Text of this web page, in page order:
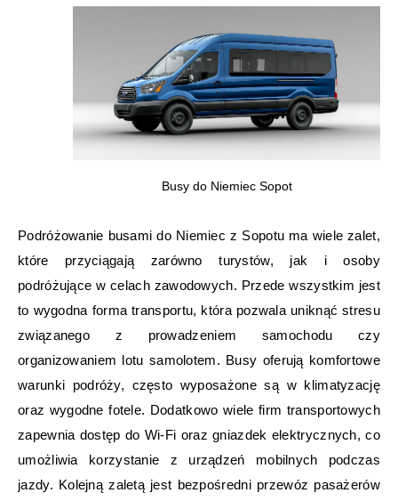
Busy do Niemiec Sopot
Podróżowanie busami do Niemiec z Sopotu ma wiele zalet,
które przyciągają zarówno turystów, jak i osoby
podróżujące w celach zawodowych. Przede wszystkim jest
to wygodna forma transportu, która pozwala uniknąć stresu
związanego z prowadzeniem samochodu czy
organizowaniem lotu samolotem. Busy oferują komfortowe
warunki podróży, często wyposażone są w klimatyzację
oraz wygodne fotele. Dodatkowo wiele firm transportowych
zapewnia dostęp do Wi-Fi oraz gniazdek elektrycznych, co
umożliwia korzystanie z urządzeń mobilnych podczas
jazdy. Kolejną zaletą jest bezpośredni przewóz pasażerów